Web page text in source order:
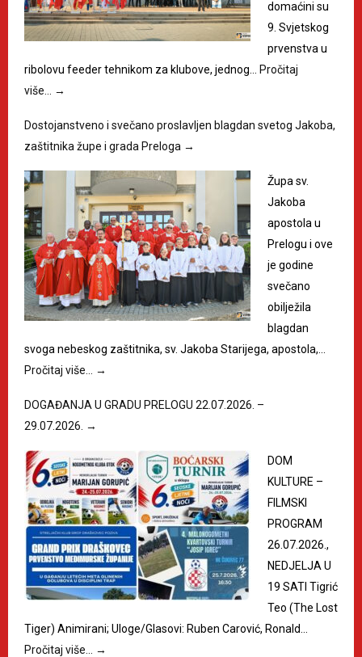
domaćini su
9. Svjetskog
prvenstva u
ribolovu feeder tehnikom za klubove, jednog…
Pročitaj
više…
→
Dostojanstveno i svečano proslavljen blagdan svetog Jakoba,
zaštitnika župe i grada Preloga →
Župa sv.
Jakoba
apostola u
Prelogu i ove
je godine
svečano
obilježila
blagdan
svoga nebeskog zaštitnika, sv. Jakoba Starijega, apostola,…
Pročitaj više…
→
DOGAĐANJA U GRADU PRELOGU 22.07.2026. –
29.07.2026. →
DOM
KULTURE –
FILMSKI
PROGRAM
26.07.2026.,
NEDJELJA U
19 SATI Tigrić
Teo (The Lost
Tiger) Animirani; Uloge/Glasovi: Ruben Carović, Ronald…
Pročitaj više…
→